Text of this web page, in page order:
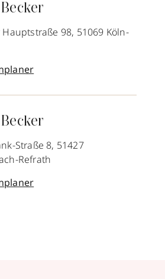
98, 51069 Köln-
Straße 8, 51427
Refrath